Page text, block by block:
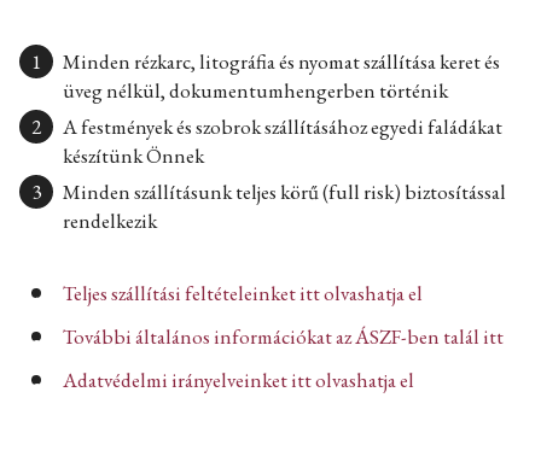
Minden rézkarc, litográfia és nyomat szállítása keret és
üveg nélkül, dokumentumhengerben történik
A festmények és szobrok szállításához egyedi faládákat
készítünk Önnek
Minden szállításunk teljes körű (full risk) biztosítással
rendelkezik
Teljes szállítási feltételeinket itt olvashatja el
További általános információkat az ÁSZF-ben talál itt
Adatvédelmi irányelveinket itt olvashatja el